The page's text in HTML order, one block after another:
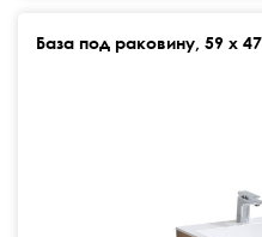
База под раковину, 59 х